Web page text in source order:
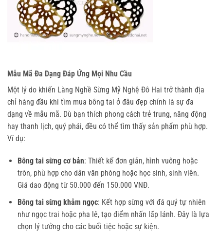
Mẫu Mã Đa Dạng Đáp Ứng Mọi Nhu Cầu
Một lý do khiến Làng Nghề Sừng Mỹ Nghệ Đô Hai trở thành địa
chỉ hàng đầu khi tìm mua bông tai ở đâu đẹp chính là sự đa
dạng về mẫu mã. Dù bạn thích phong cách trẻ trung, năng động
hay thanh lịch, quý phái, đều có thể tìm thấy sản phẩm phù hợp.
Ví dụ:
Bông tai sừng cơ bản: Thiết kế đơn giản, hình vuông hoặc
tròn, phù hợp cho dân văn phòng hoặc học sinh, sinh viên.
Giá dao động từ 50.000 đến 150.000 VNĐ.
Bông tai sừng khảm ngọc: Kết hợp sừng với đá quý tự nhiên
như ngọc trai hoặc pha lê, tạo điểm nhấn lấp lánh. Đây là lựa
chọn lý tưởng cho các buổi tiệc hoặc sự kiện.